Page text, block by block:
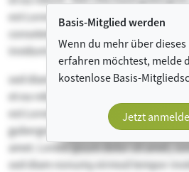
Basis-Mitglied werden
Wenn du mehr über
erfahren möchtest, melde
kostenlose Basis-
Jetzt
est Lorem ipsum dolor sit amet.
consetetur sadipscing elitr, sed diam
invidunt ut labore et dolore magna
sed diam voluptua. At vero eos et
et ea rebum. Stet clita kasd
est Lorem ipsum dolor sit amet. et ea
gubergren, no sea takimata sanctus
amet. Lorem ipsum dolor sit amet,
sed diam nonumy eirmod tempor